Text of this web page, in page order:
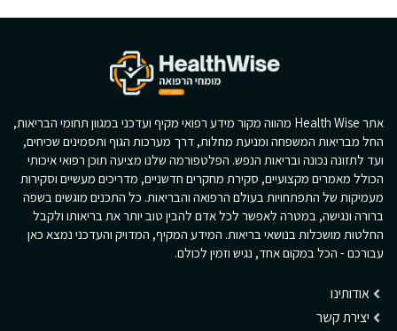
אתר Health Wise מהווה מקור מידע רפואי מקיף ועדכני במגוון תחומי הבריאות,
החל מבריאות המשפחה ומניעת מחלות, דרך מערכות הגוף ותסמינים שכיחים,
ועד לתזונה נכונה ובריאות הנפש. הפלטפורמה שלנו מציעה תוכן רפואי איכותי
הכולל מאמרים מקצועיים, סקירת מחקרים חדשניים, מדריכים מעשיים וסקירות
מעמיקות של התפתחויות בעולם הרפואה והבריאות. כל התכנים מוגשים בשפה
ברורה ונגישה, במטרה לאפשר לכל אדם להבין טוב יותר את בריאותו ולקבל
החלטות מושכלות בנושאי בריאות. המידע המקיף, המדויק והעדכני נמצא כאן
עבורכם - הכל במקום אחד, נגיש וזמין לכולם.
אודותינו
יצירת קשר